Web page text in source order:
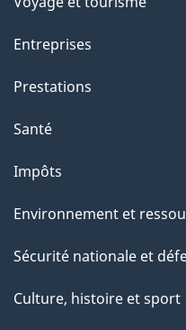
t
e
p
g
e
Entreprises
Prestations
Santé
Impôts
Environnement et
Sécurité nationale et
Culture, histoire et sport